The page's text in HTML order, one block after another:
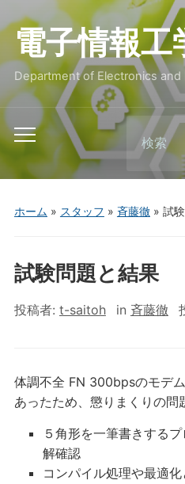
電子情報工
Department of Electronics
Toggle
mobile
menu
Search
for:
ホーム » スタッフ » 斉藤徹» 試
試験問題と結果
投稿者: t-saitoh in 斉藤徹
体調不全 FN 300bpsのモデ
あったため、懲りまくりの問
５角形を一筆書きする
解確認
コンパイル処理や最適